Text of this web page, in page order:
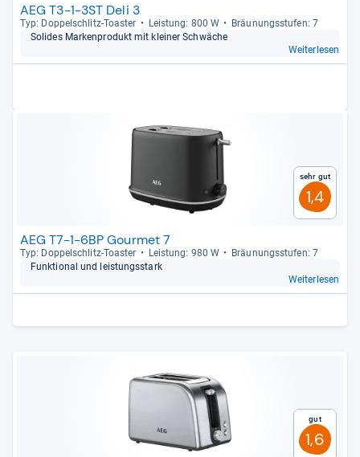
AEG T3-1-3ST Deli 3
Typ: Dop­pel­schlitz-​Toas­ter Leis­tung: 800 W
Bräu­nungs­stu­fen: 7
Soli­des Mar­ken­pro­dukt mit klei­ner Schwä­che
Weiterlesen
Sehr gut
1,4
AEG T7-1-6BP Gourmet 7
Typ: Dop­pel­schlitz-​Toas­ter Leis­tung: 980 W
Bräu­nungs­stu­fen: 7
Funk­tio­nal und leis­tungs­stark
Weiterlesen
Gut
1,6